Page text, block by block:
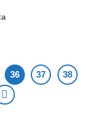
36 37
38